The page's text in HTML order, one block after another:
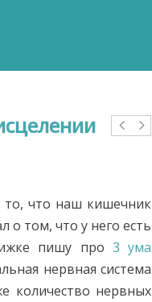
то, что наш кишечник
о том, что у него есть
пишу про 3 ума
нервная система
количество нервных